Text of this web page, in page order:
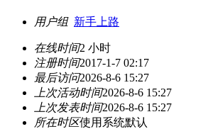
用户组 新手上路
在线时间2 小时
注册时间2017-1-7 02:17
最后访问2026-8-6 15:27
上次活动时间2026-8-6 15:27
上次发表时间2026-8-6 15:27
所在时区使用系统默认